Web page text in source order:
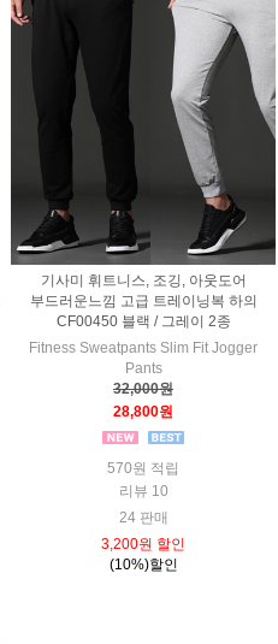
기사미 휘트니스, 조깅, 아웃도어
부드러운느낌 고급 트레이닝복 하의
CF00450 블랙 / 그레이 2종
Fitness Sweatpants Slim Fit Jogger
Pants
32,000원
28,800원
570원 적립
리뷰 10
24 판매
3,200원 할인
(10%)할인